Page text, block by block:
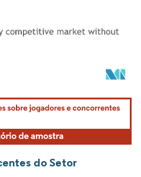
requer atribuição conforme CC BY 4.0.
do Setor